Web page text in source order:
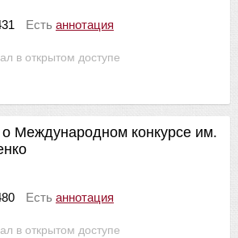
в открытом доступе
Есть аннотация
в открытом доступе
Международном конкурсе им.
Есть аннотация